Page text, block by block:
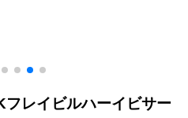
レイビルハーイビサー